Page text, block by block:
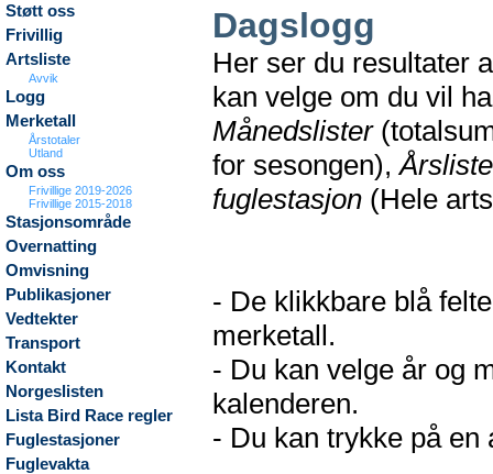
Støtt oss
Frivillig
Artsliste
Avvik
Logg
Merketall
Årstotaler
Utland
Om oss
Frivillige 2019-2026
Frivillige 2015-2018
Stasjonsområde
Overnatting
Omvisning
Publikasjoner
Vedtekter
Transport
Kontakt
Norgeslisten
Lista Bird Race regler
Fuglestasjoner
Fuglevakta
Dagslogg
Her ser du resultater
kan velge om du vil
Månedslister
for sesongen),
fuglestasjon (Hele
- De klikkbare blå
merketall.
- Du kan velge år og
kalenderen.
- Du kan trykke på en